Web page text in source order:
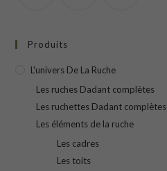
Produits
L'univers De La Ruche
Les ruches Dadant complètes
Les ruchettes Dadant complètes
Les éléments de la ruche
Les cadres
Les toits